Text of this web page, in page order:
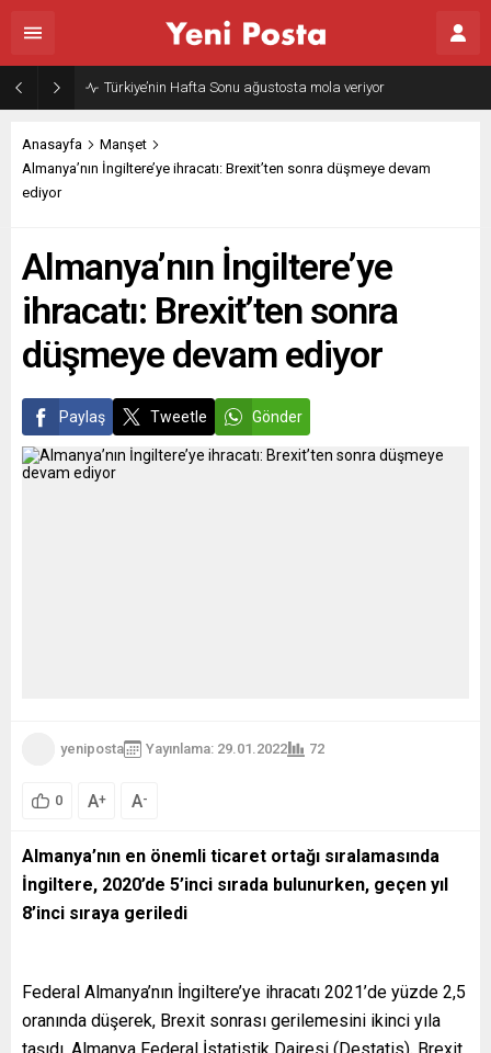
Anasayfa
Manşet
Almanya’nın İngiltere’ye ihracatı: Brexit’ten sonra düşmeye devam
ediyor
Almanya’nın İngiltere’ye
ihracatı: Brexit’ten sonra
düşmeye devam ediyor
Paylaş Tweetle Gönder
yeniposta Yayınlama: 29.01.2022 72
0 A+ A-
Almanya’nın en önemli ticaret ortağı sıralamasında
İngiltere, 2020’de 5’inci sırada bulunurken, geçen yıl
8’inci sıraya geriledi
Federal Almanya’nın İngiltere’ye ihracatı 2021’de yüzde 2,5
oranında düşerek, Brexit sonrası gerilemesini ikinci yıla
taşıdı. Almanya Federal İstatistik Dairesi (Destatis), Brexit